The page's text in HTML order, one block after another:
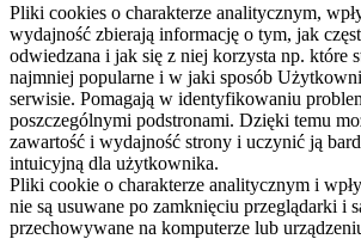
Pliki cookies o charakterze analitycznym,
wydajność zbierają informację o tym, jak
odwiedzana i jak się z niej korzysta np. które
najmniej popularne i w jaki sposób
serwisie. Pomagają w identyfikowaniu
poszczególnymi podstronami. Dzięki temu
zawartość i wydajność strony i uczynić ją
intuicyjną dla użytkownika.
Pliki cookie o charakterze analitycznym i
nie są usuwane po zamknięciu przeglądarki i
przechowywane na komputerze lub